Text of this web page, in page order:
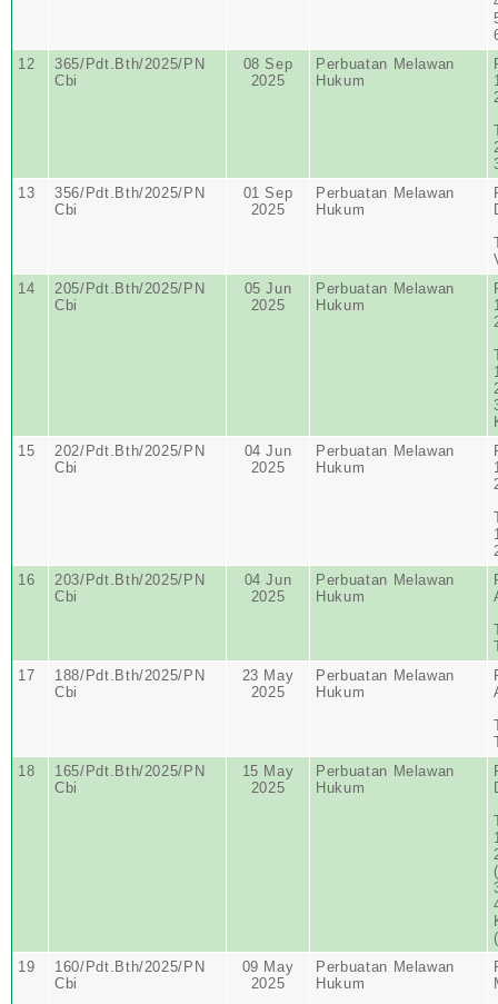
12
365/Pdt.Bth/2025/PN
Cbi
08 Sep
2025
Perbuatan Melawan
Hukum
13
356/Pdt.Bth/2025/PN
Cbi
01 Sep
2025
Perbuatan Melawan
Hukum
14
205/Pdt.Bth/2025/PN
Cbi
05 Jun
2025
Perbuatan Melawan
Hukum
15
202/Pdt.Bth/2025/PN
Cbi
04 Jun
2025
Perbuatan Melawan
Hukum
16
203/Pdt.Bth/2025/PN
Cbi
04 Jun
2025
Perbuatan Melawan
Hukum
17
188/Pdt.Bth/2025/PN
Cbi
23 May
2025
Perbuatan Melawan
Hukum
18
165/Pdt.Bth/2025/PN
Cbi
15 May
2025
Perbuatan Melawan
Hukum
19
160/Pdt.Bth/2025/PN
Cbi
09 May
2025
Perbuatan Melawan
Hukum